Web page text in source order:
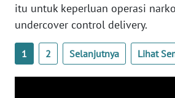
itu untuk keperluan operasi
undercover control delivery.
1 2 Selanjutnya Lihat
WN
PAPUA
BARAT